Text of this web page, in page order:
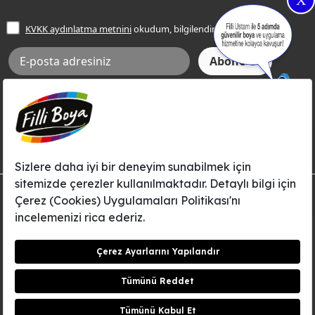
Frezya Rengi
Bilgi Toplumu Hizmetleri
İnternet Sitesi Kullanım Koşulları
KVKK Talep Formu
KVKK Aydınlatma Metni
KVKK aydınlatma metniniokudum, bilgilendim.
Aksi tarafımca bildirilene dek, Betek Boya ve Kimya Sanayi A.Ş.'nin
Filli Boya dahil tüm markaları ile ilgili kampanya, duyuru, hizmetler ve
tanıtım faaliyetleri vb. ile ilgili olarak e-posta yoluyla şahsıma
© Filli Boya 2026. Tüm Hakları Saklıdır.